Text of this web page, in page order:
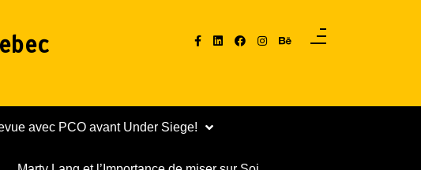
avec PCO avant Under Siege!